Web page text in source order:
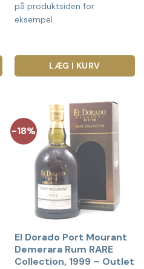
på produktsiden for
eksempel.
LÆG I KURV
-18%
El Dorado Port Mourant
Demerara Rum RARE
Collection, 1999 – Outlet